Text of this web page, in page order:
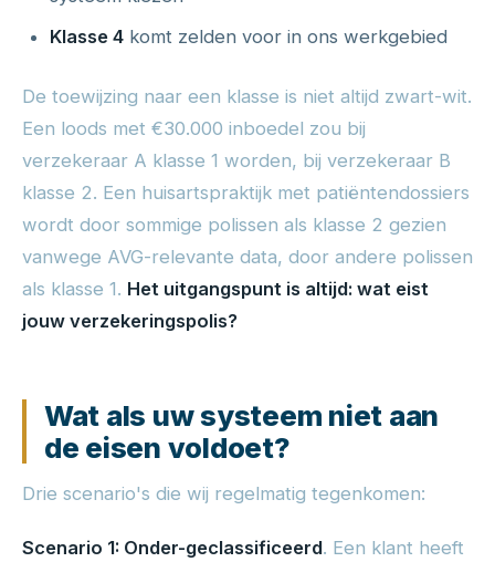
Klasse 4komt zelden voor in ons werkgebied
De toewijzing naar een klasse is niet altijd zwart-wit.
Een loods met €30.000 inboedel zou bij
verzekeraar A klasse 1 worden, bij verzekeraar B
klasse 2. Een huisartspraktijk met patiëntendossiers
wordt door sommige polissen als klasse 2 gezien
vanwege AVG-relevante data, door andere polissen
als klasse 1. Het uitgangspunt is altijd: wat eist
jouw verzekeringspolis?
Wat als uw systeem niet aan
de eisen voldoet?
Drie scenario's die wij regelmatig tegenkomen:
Scenario 1: Onder-geclassificeerd. Een klant heeft